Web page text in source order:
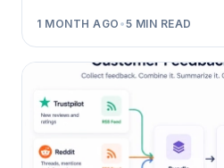
1 MONTH AGO •5 MIN READ